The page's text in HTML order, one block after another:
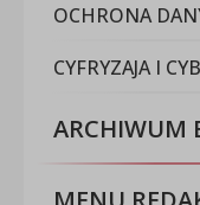
OCHRONA
CYFRYZAJA I
ARCHIWUM